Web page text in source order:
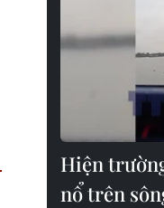
Hiện
nổ trên